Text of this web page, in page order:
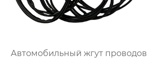
Автомобильный жгут проводов